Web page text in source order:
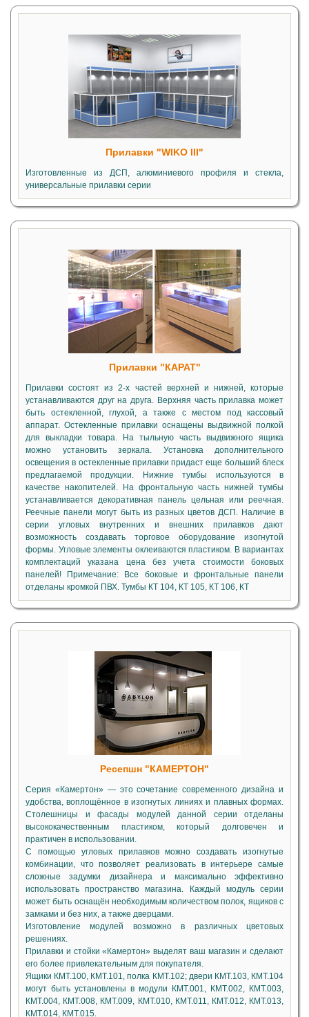
Прилавки "WIKO III"
Изготовленные из ДСП, алюминиевого профиля и стекла,
универсальные прилавки серии
Прилавки "КАРАТ"
Прилавки состоят из 2-х частей верхней и нижней, которые
устанавливаются друг на друга. Верхняя часть прилавка может
быть остекленной, глухой, а также с местом под кассовый
аппарат. Остекленные прилавки оснащены выдвижной полкой
для выкладки товара. На тыльную часть выдвижного ящика
можно установить зеркала. Установка дополнительного
освещения в остекленные прилавки придаст еще больший блеск
предлагаемой продукции. Нижние тумбы используются в
качестве накопителей. На фронтальную часть нижней тумбы
устанавливается декоративная панель цельная или реечная.
Реечные панели могут быть из разных цветов ДСП. Наличие в
серии угловых внутренних и внешних прилавков дают
возможность создавать торговое оборудование изогнутой
формы. Угловые элементы оклеиваются пластиком. В вариантах
комплектаций указана цена без учета стоимости боковых
панелей! Примечание: Все боковые и фронтальные панели
отделаны кромкой ПВХ. Тумбы КТ 104, КТ 105, КТ 106, КТ
Ресепшн "КАМЕРТОН"
Серия «Камертон» — это сочетание современного дизайна и
удобства, воплощённое в изогнутых линиях и плавных формах.
Столешницы и фасады модулей данной серии отделаны
высококачественным пластиком, который долговечен и
практичен в использовании.
С помощью угловых прилавков можно создавать изогнутые
комбинации, что позволяет реализовать в интерьере самые
сложные задумки дизайнера и максимально эффективно
использовать пространство магазина. Каждый модуль серии
может быть оснащён необходимым количеством полок, ящиков с
замками и без них, а также дверцами.
Изготовление модулей возможно в различных цветовых
решениях.
Прилавки и стойки «Камертон» выделят ваш магазин и сделают
его более привлекательным для покупателя.
Ящики КМТ.100, КМТ.101, полка КМТ.102; двери КМТ.103, КМТ.104
могут быть установлены в модули КМТ.001, КМТ.002, КМТ.003,
КМТ.004, КМТ.008, КМТ.009, КМТ.010, КМТ.011, КМТ.012, КМТ.013,
КМТ.014, КМТ.015.